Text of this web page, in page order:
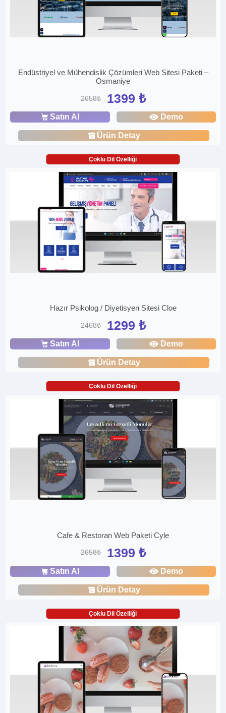
Endüstriyel ve Mühendislik Çözümleri Web Sitesi Paketi –
Osmaniye
2658₺ 1399 ₺
Satın Al Demo
Ürün Detay
Çoklu Dil Özelliği
Hazır Psikolog / Diyetisyen Sitesi Cloe
2468₺ 1299 ₺
Satın Al Demo
Ürün Detay
Çoklu Dil Özelliği
Cafe & Restoran Web Paketi Cyle
2658₺ 1399 ₺
Satın Al Demo
Ürün Detay
Çoklu Dil Özelliği